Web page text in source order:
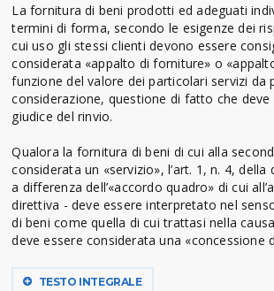
La fornitura di beni prodotti ed adeguati
termini di forma, secondo le esigenze dei
cui uso gli stessi clienti devono essere
considerata «appalto di forniture» o
funzione del valore dei particolari servizi da
considerazione, questione di fatto che
giudice del rinvio.
Qualora la fornitura di beni di cui alla
considerata un «servizio», l’art. 1, n. 4,
a differenza dell’«accordo quadro» di cui
direttiva - deve essere interpretato nel
di beni come quella di cui trattasi nella
deve essere considerata una «concessione
TESTO INTEGRALE